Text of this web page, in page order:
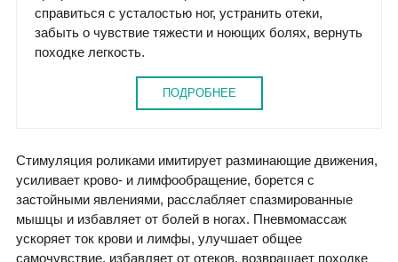
справиться с усталостью ног, устранить отеки,
забыть о чувствие тяжести и ноющих болях, вернуть
походке легкость.
ПОДРОБНЕЕ
Стимуляция роликами имитирует разминающие движения,
усиливает крово- и лимфообращение, борется с
застойными явлениями, расслабляет спазмированные
мышцы и избавляет от болей в ногах. Пневмомассаж
ускоряет ток крови и лимфы, улучшает общее
самочувствие, избавляет от отеков, возвращает походке